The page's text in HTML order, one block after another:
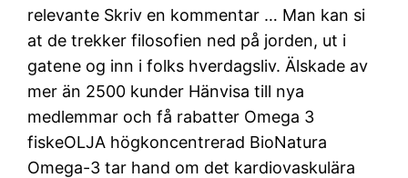
relevante Skriv en kommentar … Man kan si
at de trekker filosofien ned på jorden, ut i
gatene og inn i folks hverdagsliv. Älskade av
mer än 2500 kunder Hänvisa till nya
medlemmar och få rabatter Omega 3
fiskeOLJA högkoncentrerad BioNatura
Omega-3 tar hand om det kardiovaskulära